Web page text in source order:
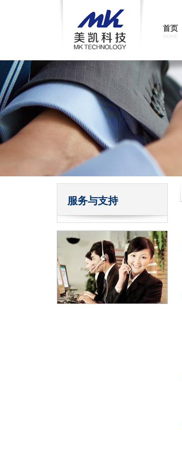
首页
HOME
服务与支持